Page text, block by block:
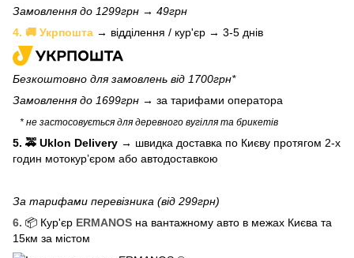
Замовлення до 1299грн → 49грн
4. 🚚 Укрпошта → відділення / кур'єр → 3-5 днів
Безкоштовно для замовлень від 1700грн*
Замовлення до 1699грн → за тарифами оператора
* не застосовується для деревного вугілля та брикетів
5. 🚕 Uklon Delivery → швидка доставка по Києву протягом 2-х
годин мотокурʼєром або автодоставкою
За тарифами перевізника (від 299грн)
6. 📦 Кур'єр ERMANOS на вантажному авто в межах Києва та
15км за містом